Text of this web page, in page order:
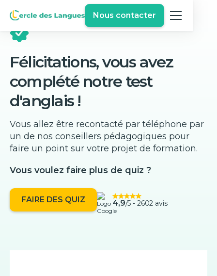
Nous contacter
Félicitations, vous avez
complété notre test
d'anglais !
Vous allez être recontacté par téléphone par
un de nos conseillers pédagogiques pour
faire un point sur votre projet de formation.
Vous voulez faire plus de quiz ?
FAIRE DES QUIZ 4,9/5 - 2602 avis